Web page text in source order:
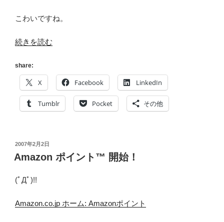
こわいですね。
“2
ゃ
ん”
の
続きを読む
share:
X Facebook LinkedIn
Tumblr Pocket その他
投
稿
日:
2007年2月2日
Amazon ポイント™ 開始！
(ﾟДﾟ)!!
Amazon.co.jp ホーム: Amazonポイント